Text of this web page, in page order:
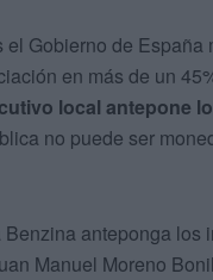
Gobierno de
en más de un
local antepone
no puede ser
anteponga los
Manuel Moreno